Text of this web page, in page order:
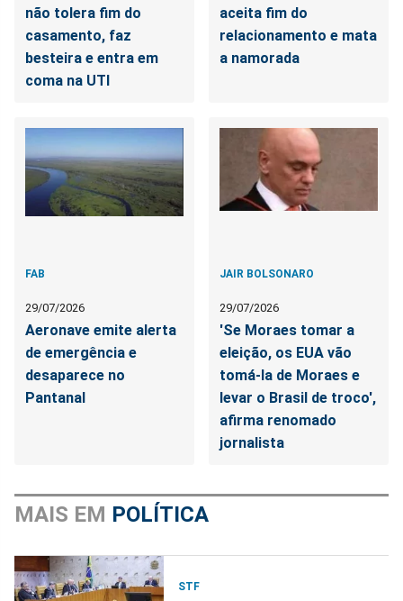
não tolera fim do
casamento, faz
besteira e entra em
coma na UTI
aceita fim do
relacionamento e mata
a namorada
FAB
29/07/2026
Aeronave emite alerta
de emergência e
desaparece no
Pantanal
JAIR BOLSONARO
29/07/2026
'Se Moraes tomar a
eleição, os EUA vão
tomá-la de Moraes e
levar o Brasil de troco',
afirma renomado
jornalista
MAIS EM POLÍTICA
STF